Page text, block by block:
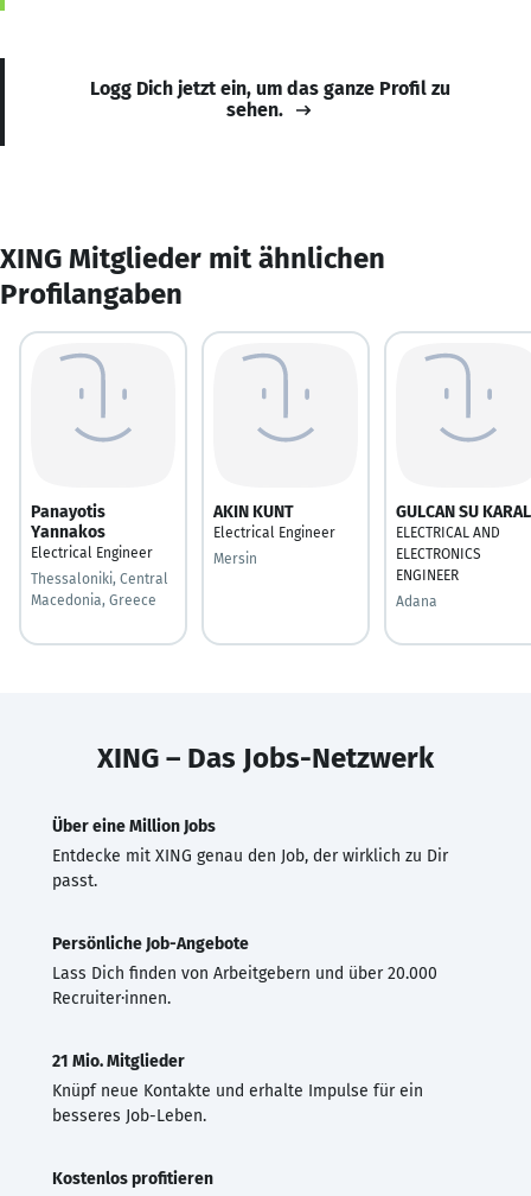
Logg Dich jetzt ein, um das ganze Profil zu
sehen.
XING Mitglieder mit ähnlichen
Profilangaben
Panayotis
Yannakos
Electrical Engineer
Thessaloniki, Central
Macedonia, Greece
AKIN KUNT
Electrical Engineer
Mersin
GULCAN SU
ELECTRICAL AND
ELECTRONICS
ENGINEER
Adana
XING – Das Jobs-Netzwerk
Über eine Million Jobs
Entdecke mit XING genau den Job, der wirklich zu Dir
passt.
Persönliche Job-Angebote
Lass Dich finden von Arbeitgebern und über 20.000
Recruiter·innen.
21 Mio. Mitglieder
Knüpf neue Kontakte und erhalte Impulse für ein
besseres Job-Leben.
Kostenlos profitieren